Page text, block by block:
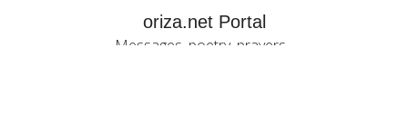
oriza.net Portal
Messages, poetry, prayers...